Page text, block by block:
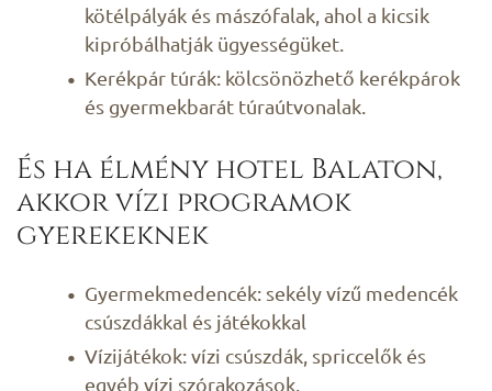
kötélpályák és mászófalak, ahol a kicsik
kipróbálhatják ügyességüket.
Kerékpár túrák: kölcsönözhető kerékpárok
és gyermekbarát túraútvonalak.
És ha élmény hotel Balaton,
akkor vízi programok
gyerekeknek
Gyermekmedencék: sekély vízű medencék
csúszdákkal és játékokkal
Vízijátékok: vízi csúszdák, spriccelők és
egyéb vízi szórakozások.